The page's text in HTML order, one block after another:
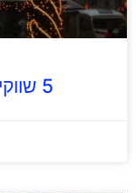
5 שווקי חג מולד לכל המשפחה